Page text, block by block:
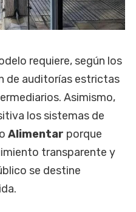
requiere, según los
de auditorías estrictas
Asimismo,
los sistemas de
Alimentar porque
transparente y
se destine